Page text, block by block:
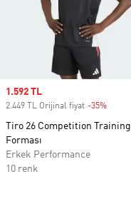
Sale price
1.592 TL
2.449 TL Orijinal fiyat -35%
Tiro 26 Competition Training
Forması
Erkek Performance
10 renk